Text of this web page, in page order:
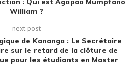
William ?
next post
de Kananga : Le Secrétaire
sur le retard de la clôture de
pour les étudiants en Master